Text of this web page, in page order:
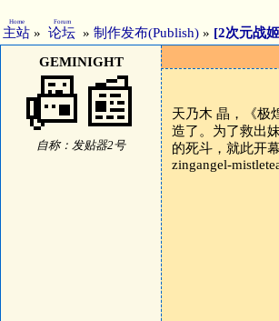
主站
Home
» 论坛
Forum
» 制作发布(Publish) » [2次元战
GEMINIGHT
📠📰
自称：发贴器2号
天乃木 晶，《极
造了。为了救出
的死斗，就此开
zingangel-